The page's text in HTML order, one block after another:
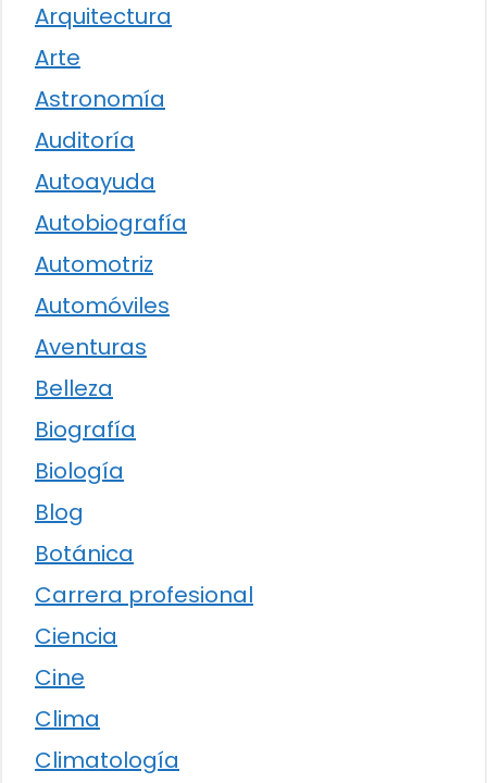
Arquitectura
Arte
Astronomía
Auditoría
Autoayuda
Autobiografía
Automotriz
Automóviles
Aventuras
Belleza
Biografía
Biología
Blog
Botánica
Carrera profesional
Ciencia
Cine
Clima
Climatología